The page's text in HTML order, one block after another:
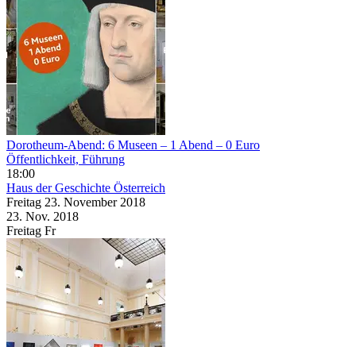
Dorotheum-Abend: 6 Museen – 1 Abend – 0 Euro
Öffentlichkeit, Führung
18:00
Haus der Geschichte Österreich
Freitag 23. November 2018
23. Nov. 2018
Freitag Fr